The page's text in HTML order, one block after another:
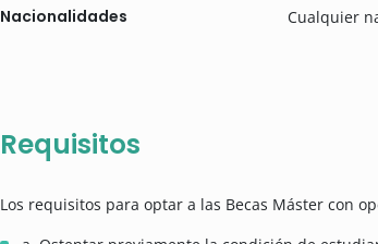
Nacionalidades Cualquier
Requisitos
Los requisitos para optar a las Becas Máster con